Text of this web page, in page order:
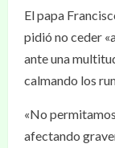
El papa
pidió no ceder
ante una
calmando los
«No
afectando